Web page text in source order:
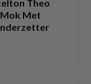
Theo
Mok Met